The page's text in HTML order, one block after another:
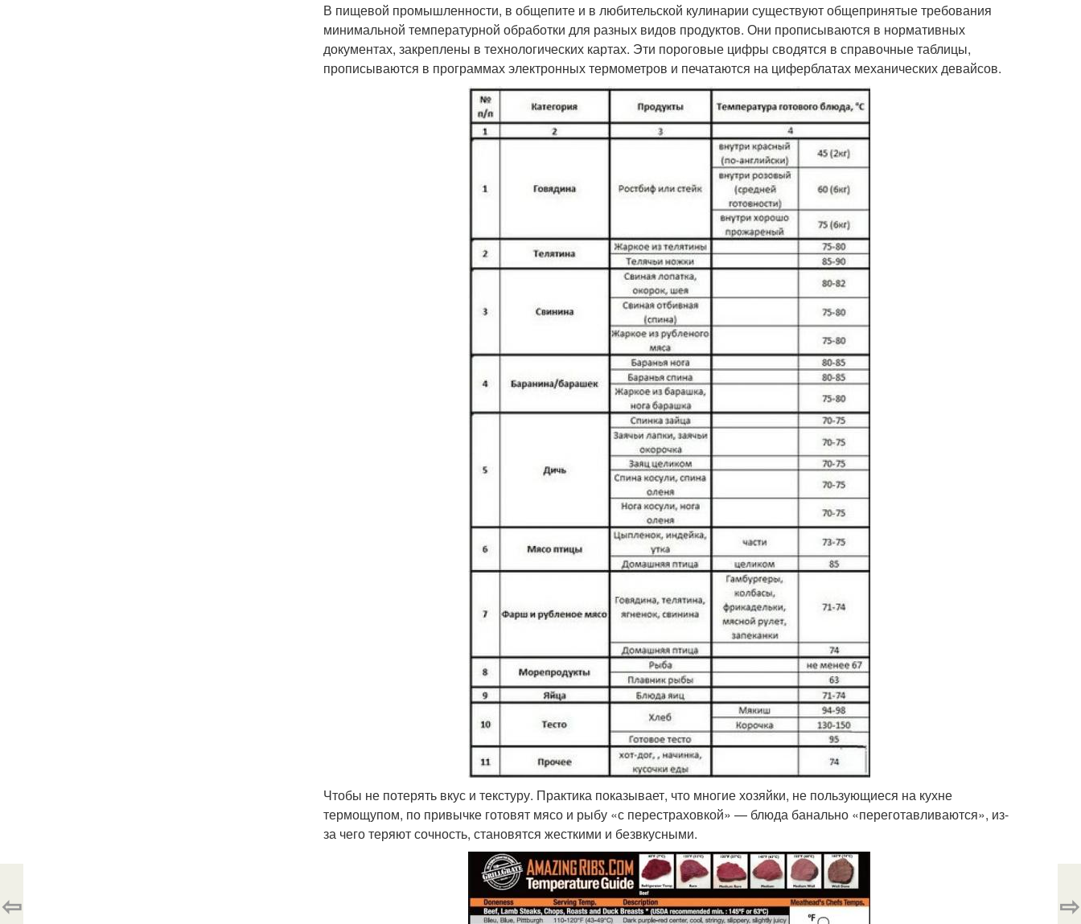
В пищевой промышленности, в общепите и в любительской кулинарии существуют общепринятые требования
минимальной температурной обработки для разных видов продуктов. Они прописываются в нормативных
документах, закреплены в технологических картах. Эти пороговые цифры сводятся в справочные таблицы,
прописываются в программах электронных термометров и печатаются на циферблатах механических девайсов.
Чтобы не потерять вкус и текстуру. Практика показывает, что многие хозяйки, не пользующиеся на кухне
термощупом, по привычке готовят мясо и рыбу «с перестраховкой» — блюда банально «переготавливаются», из-
за чего теряют сочность, становятся жесткими и безвкусными.
⇦ ⇨